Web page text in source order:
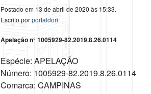
Postado em 13 de abril de 2020 às 15:33.
Escrito porportaldori
Apelação n° 1005929-82.2019.8.26.0114
Espécie: APELAÇÃO
Número: 1005929-82.2019.8.26.0114
Comarca: CAMPINAS